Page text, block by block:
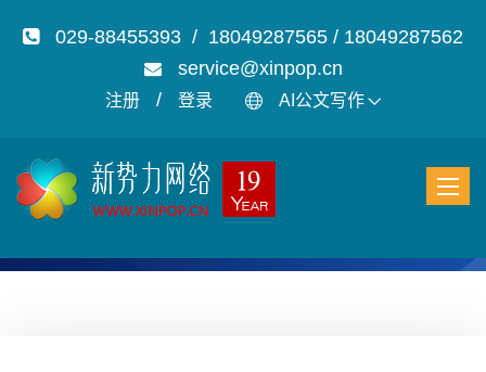
029-88455393 / 18049287565 / 18049287562
service@xinpop.cn
注册 / 登录 AI公文写作